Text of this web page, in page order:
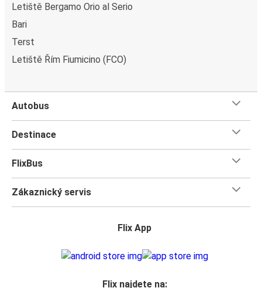
Letiště Bergamo Orio al Serio
Bari
Terst
Letiště Řím Fiumicino (FCO)
Autobus
Destinace
FlixBus
Zákaznický servis
Flix App
Flix najdete na: